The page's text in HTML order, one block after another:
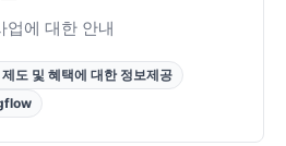
업에 대한 안내
도 및 혜택에 대한 정보제공